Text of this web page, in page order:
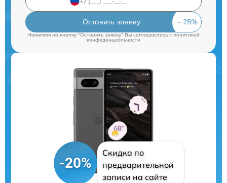
Оставить заявку
Нажимая на кнопку "Оставить заявку" Вы соглашаетесь c политикой
конфиденциальности
-20%
Скидка по
предварительной
записи на сайте